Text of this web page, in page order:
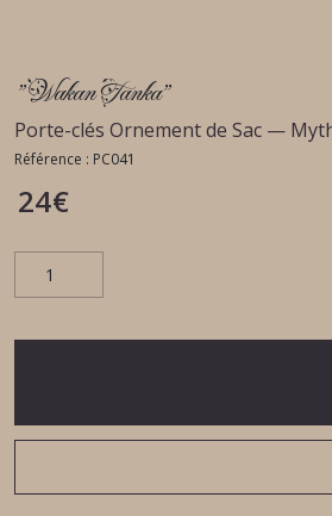
"Wakan Tanka"
Porte-clés Ornement de Sac —
Référence : PC041
24€